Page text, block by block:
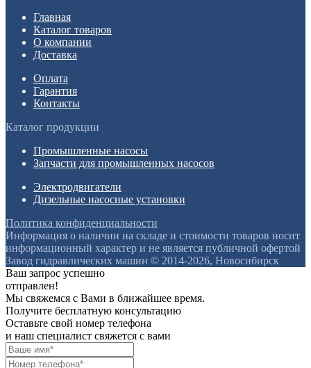
Главная
Каталог товаров
О компании
Доставка
Оплата
Гарантия
Контакты
Каталог продукции
Промышленные насосы
Запчасти для промышленных насосов
Электродвигатели
Дизельные насосные установки
Политика конфиденциальности
Информация о наличии на складе и стоимости товаров носит
информационный характер и не является публичной офертой
Завод гидравлических машин © 2014-2026, Новосибирск
Ваш запрос успешно
отправлен!
Мы свяжемся с Вами в ближайшее время.
Получите бесплатную консультацию
Оставьте свой номер телефона
и наш специалист свяжется с вами